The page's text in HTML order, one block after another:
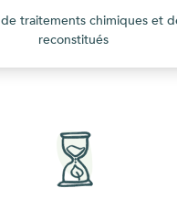
de traitements chimiques et
reconstitués